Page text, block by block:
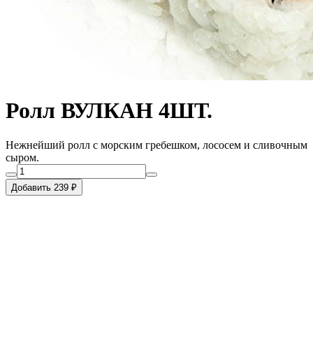
Ролл ВУЛКАН 4ШТ.
Нежнейший ролл с морским гребешком, лососем и сливочным
сыром.
Добавить 239 ₽